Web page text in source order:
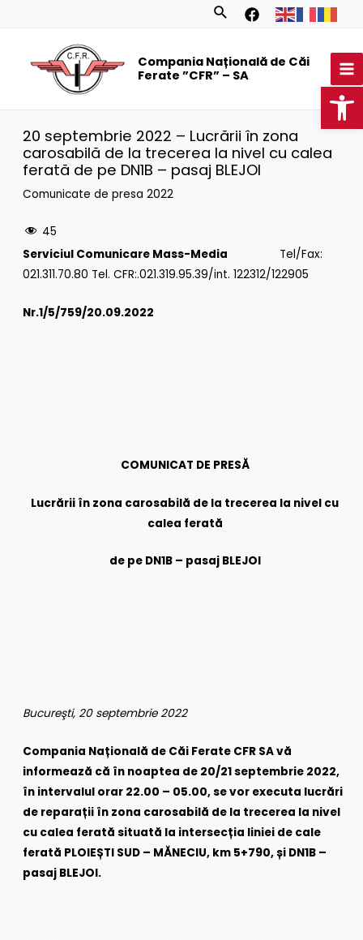
Search
Compania Națională de Căi
Ferate ”CFR” – SA
20 septembrie 2022 – Lucrării în zona
carosabilă de la trecerea la nivel cu calea
ferată de pe DN1B – pasaj BLEJOI
Comunicate de presa 2022
45
Serviciul Comunicare Mass-Media Tel/Fax:
021.311.70.80 Tel. CFR:.021.319.95.39/int. 122312/122905
Nr.1/5/759/20.09.2022
COMUNICAT DE PRESĂ
Lucrării în zona carosabilă de la trecerea la nivel cu
calea ferată
de pe DN1B – pasaj BLEJOI
Bucureşti, 20 septembrie 2022
Compania Națională de Căi Ferate CFR SA vă
informează că în noaptea de 20/21 septembrie 2022,
în intervalul orar 22.00 – 05.00, se vor executa lucrări
de reparații în zona carosabilă de la trecerea la nivel
cu calea ferată situată la intersecția liniei de cale
ferată PLOIEȘTI SUD – MĂNECIU, km 5+790, și DN1B –
pasaj BLEJOI.